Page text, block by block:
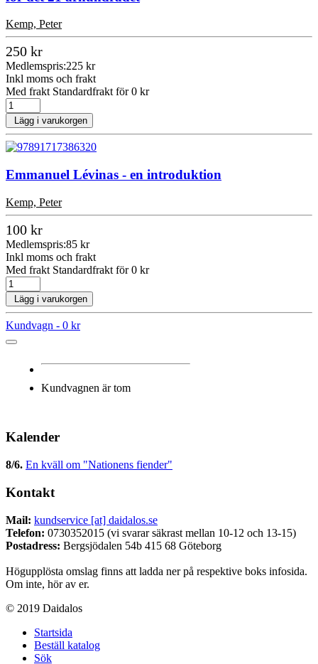
Kemp, Peter
250 kr
Medlemspris:225 kr
Inkl moms och frakt
Med frakt Standardfrakt för 0 kr
Lägg i varukorgen
Emmanuel Lévinas - en introduktion
Kemp, Peter
100 kr
Medlemspris:85 kr
Inkl moms och frakt
Med frakt Standardfrakt för 0 kr
Lägg i varukorgen
Kundvagn - 0 kr
Kundvagnen är tom
Kalender
8/6. En kväll om "Nationens fiender"
Kontakt
Mail: kundservice [at] daidalos.se
Telefon: 0730352015 (vi svarar säkrast mellan 10-12 och 13-15)
Postadress: Bergsjödalen 54b 415 68 Göteborg
Högupplösta omslag finns att ladda ner på respektive boks infosida.
Om inte, hör av er.
© 2019 Daidalos
Startsida
Beställ katalog
Sök